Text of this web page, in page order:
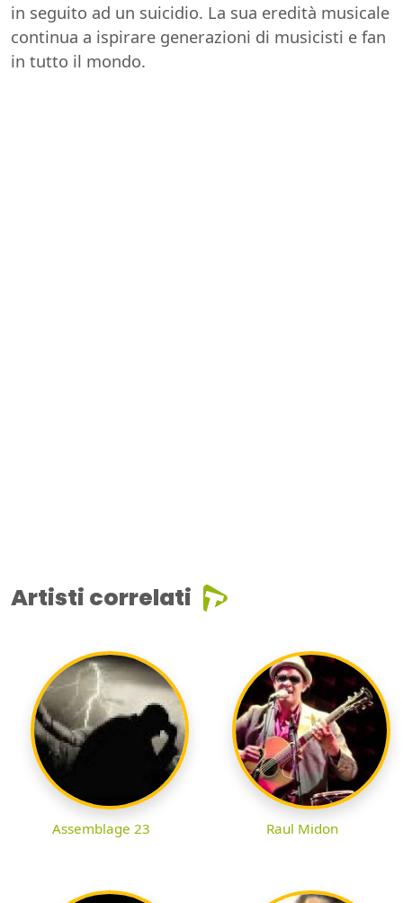
in seguito ad un suicidio. La sua eredità musicale
continua a ispirare generazioni di musicisti e fan
in tutto il mondo.
Artisti correlati
Assemblage 23 Raul Midon